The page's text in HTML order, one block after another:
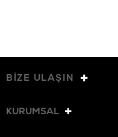
BİZE ULAŞIN
KURUMSAL